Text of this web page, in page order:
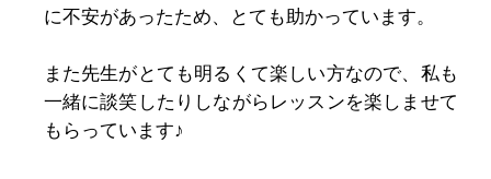
に不安があったため、とても助かっています。
また先生がとても明るくて楽しい方なので、私も
一緒に談笑したりしながらレッスンを楽しませて
もらっています♪